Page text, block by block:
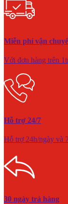
Miễn phí vận
Với đơn hàng trên
Hỗ trợ 24/7
Hỗ trợ 24h/ngày và
30 ngày trả hàng